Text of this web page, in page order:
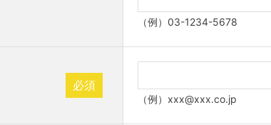
（例）03-1234-5678
必須
（例）xxx@xxx.co.jp